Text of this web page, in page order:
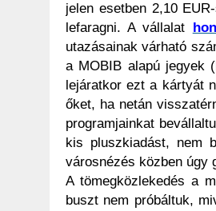
jelen esetben 2,10
lefaragni. A vállalat
utazásainak várható
a MOBIB alapú jegyek
lejáratkor ezt a kártyát
őket, ha netán
programjainkat
kis pluszkiadást, nem
városnézés közben úgy
A tömegközlekedés a
buszt nem próbáltuk,